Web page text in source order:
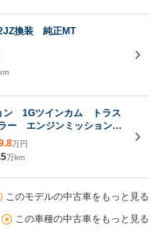
換装 純正MT
ン 1Gツインカム トラス
ー エンジンミッションス
装済 トランクスポイラ
ウバーディッシュリバレ
万円
万km
このモデルの中古車をもっと見る
この車種の中古車をもっと見る